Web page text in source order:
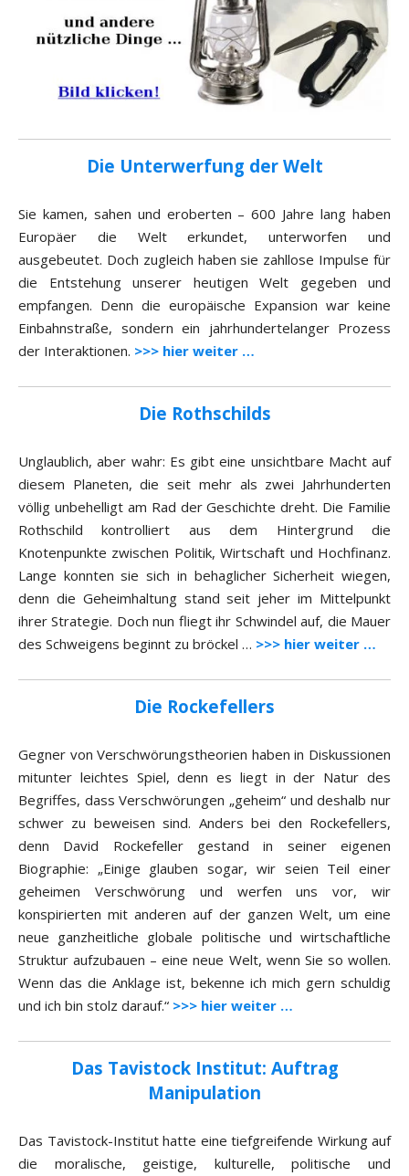
Die Unterwerfung der Welt
Sie kamen, sahen und eroberten – 600 Jahre lang haben
Europäer die Welt erkundet, unterworfen und
ausgebeutet. Doch zugleich haben sie zahllose Impulse für
die Entstehung unserer heutigen Welt gegeben und
empfangen. Denn die europäische Expansion war keine
Einbahnstraße, sondern ein jahrhundertelanger Prozess
der Interaktionen. >>> hier weiter …
Die Rothschilds
Unglaublich, aber wahr: Es gibt eine unsichtbare Macht auf
diesem Planeten, die seit mehr als zwei Jahrhunderten
völlig unbehelligt am Rad der Geschichte dreht. Die Familie
Rothschild kontrolliert aus dem Hintergrund die
Knotenpunkte zwischen Politik, Wirtschaft und Hochfinanz.
Lange konnten sie sich in behaglicher Sicherheit wiegen,
denn die Geheimhaltung stand seit jeher im Mittelpunkt
ihrer Strategie. Doch nun fliegt ihr Schwindel auf, die Mauer
des Schweigens beginnt zu bröckel … >>> hier weiter …
Die Rockefellers
Gegner von Verschwörungstheorien haben in Diskussionen
mitunter leichtes Spiel, denn es liegt in der Natur des
Begriffes, dass Verschwörungen „geheim“ und deshalb nur
schwer zu beweisen sind. Anders bei den Rockefellers,
denn David Rockefeller gestand in seiner eigenen
Biographie: „Einige glauben sogar, wir seien Teil einer
geheimen Verschwörung und werfen uns vor, wir
konspirierten mit anderen auf der ganzen Welt, um eine
neue ganzheitliche globale politische und wirtschaftliche
Struktur aufzubauen – eine neue Welt, wenn Sie so wollen.
Wenn das die Anklage ist, bekenne ich mich gern schuldig
und ich bin stolz darauf.“ >>> hier weiter …
Das Tavistock Institut: Auftrag
Manipulation
Das Tavistock-Institut hatte eine tiefgreifende Wirkung auf
die moralische, geistige, kulturelle, politische und